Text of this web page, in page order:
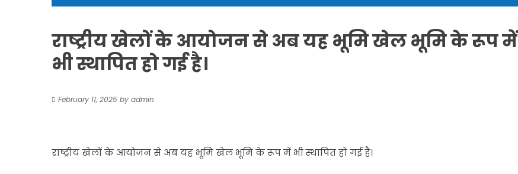
राष्ट्रीय खेलों के आयोजन से अब यह भूमि खेल भूमि के रूप में
भी स्थापित हो गई है।
February 11, 2025 by admin
राष्ट्रीय खेलों के आयोजन से अब यह भूमि खेल भूमि के रूप में भी स्थापित हो गई है।